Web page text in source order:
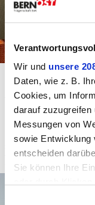
Wir und unsere
Daten, wie z. B.
Cookies, um
darauf zuzugreifen
Messungen von
sowie Entwicklung
entscheiden
Sie können Ihre
Antike
1930-1940)
Eine einmalige
schmuckes/edles
verkaufen im Raum
Werbung